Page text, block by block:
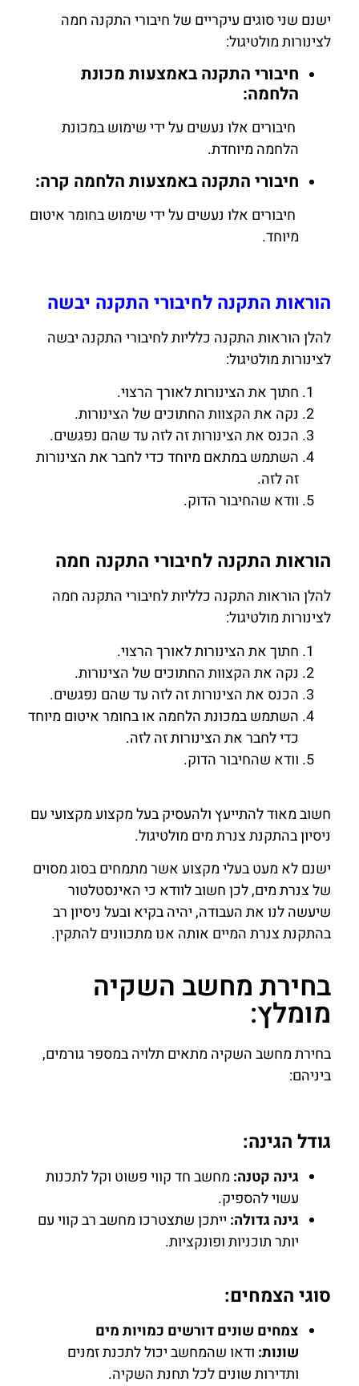
ישנם שני סוגים עיקריים של חיבורי התקנה חמה
לצינורות מולטיגול:
חיבורי התקנה באמצעות מכונת
הלחמה:
חיבורים אלו נעשים על ידי שימוש במכונת
הלחמה מיוחדת.
חיבורי התקנה באמצעות הלחמה קרה:
חיבורים אלו נעשים על ידי שימוש בחומר איטום
מיוחד.
הוראות התקנה לחיבורי התקנה יבשה
להלן הוראות התקנה כלליות לחיבורי התקנה יבשה
לצינורות מולטיגול:
חתוך את הצינורות לאורך הרצוי.
נקה את הקצוות החתוכים של הצינורות.
הכנס את הצינורות זה לזה עד שהם נפגשים.
השתמש במתאם מיוחד כדי לחבר את הצינורות
זה לזה.
וודא שהחיבור הדוק.
הוראות התקנה לחיבורי התקנה חמה
להלן הוראות התקנה כלליות לחיבורי התקנה חמה
לצינורות מולטיגול:
חתוך את הצינורות לאורך הרצוי.
נקה את הקצוות החתוכים של הצינורות.
הכנס את הצינורות זה לזה עד שהם נפגשים.
השתמש במכונת הלחמה או בחומר איטום מיוחד
כדי לחבר את הצינורות זה לזה.
וודא שהחיבור הדוק.
חשוב מאוד להתייעץ ולהעסיק בעל מקצוע מקצועי עם
ניסיון בהתקנת צנרת מים מולטיגול.
ישנם לא מעט בעלי מקצוע אשר מתמחים בסוג מסוים
של צנרת מים, לכן חשוב לוודא כי האינסטלטור
שיעשה לנו את העבודה, יהיה בקיא ובעל ניסיון רב
בהתקנת צנרת המיים אותה אנו מתכוונים להתקין.
בחירת מחשב השקיה
מומלץ:
בחירת מחשב השקיה מתאים תלויה במספר גורמים,
ביניהם:
גודל הגינה:
גינה קטנה: מחשב חד קווי פשוט וקל לתכנות
עשוי להספיק.
גינה גדולה: ייתכן שתצטרכו מחשב רב קווי עם
יותר תוכניות ופונקציות.
סוגי הצמחים:
צמחים שונים דורשים כמויות מים
שונות: ודאו שהמחשב יכול לתכנת זמנים
ותדירות שונים לכל תחנת השקיה.